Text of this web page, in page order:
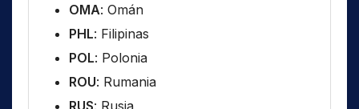
OMA: Omán
PHL: Filipinas
POL: Polonia
ROU: Rumania